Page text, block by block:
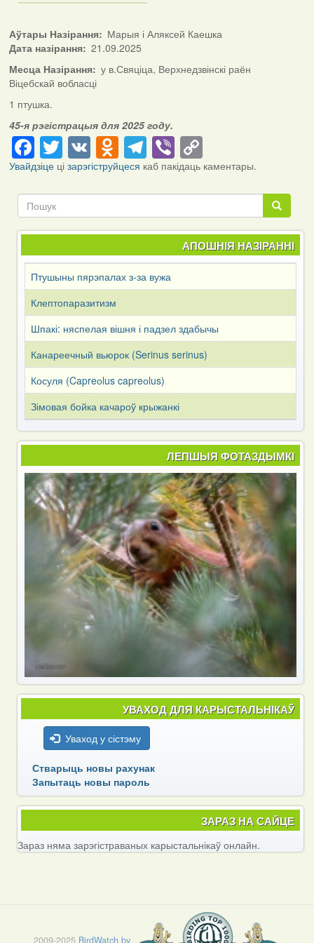
Аўтары Назірання
Марыя і Аляксей Каешка
Дата назірання
21.09.2025
Месца Назірання
у в.Свяціца, Верхнедзвінскі раён
Віцебскай вобласці
1 птушка.
45-я рэгістрацыя для 2025 году.
Facebook
Twitter
VKOdnoklassniki
Telegram
ViberCopy
Link
Увайдзіцеці зарэгіструйцеся каб пакідаць каментары.
Пошук
Пошук
АПОШНІЯ НАЗІРАННІ
Птушыны пярэпалах з-за вужа
Клептопаразитизм
Шпакі: няспелая вішня і падзел здабычы
Канареечный вьюрок (Serinus serinus)
Косуля (Capreоlus capreоlus)
Зімовая бойка качароў крыжанкі
ЛЕПШЫЯ ФОТАЗДЫМКІ
УВАХОД ДЛЯ КАРЫСТАЛЬНІКАЎ
Уваход у сістэму
Стварыць новы рахунак
Запытаць новы пароль
ЗАРАЗ НА САЙЦЕ
Зараз няма зарэгістраваных карыстальнікаў онлайн.
2009-2025 BirdWatch.by.